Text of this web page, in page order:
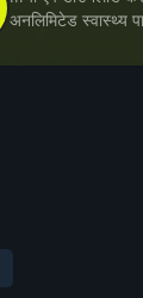
अनलिमिटेड स्वास्थ्य